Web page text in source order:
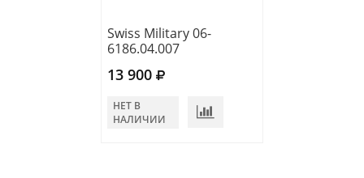
Swiss Military 06-
6186.04.007
13 900
НЕТ В
НАЛИЧИИ